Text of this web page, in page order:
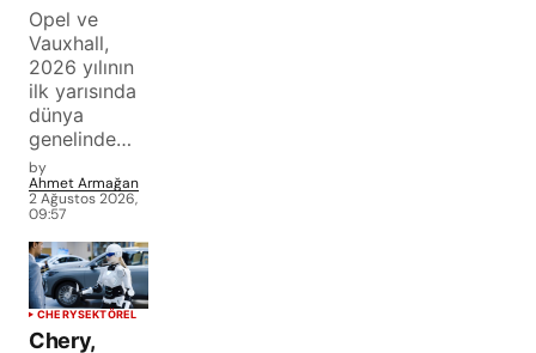
Opel ve
Vauxhall,
2026 yılının
ilk yarısında
dünya
genelinde…
by
Ahmet Armağan
2 Ağustos 2026,
09:57
CHERYSEKTÖREL
Chery,